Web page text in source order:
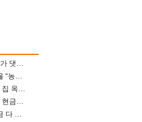
여에스더, 예능서 민낯 공개했다가 댓글에 충격 “눈 왜 저렇게 처졌냐고”(에스더TV)
김정렬, 친형 군대 구타 사망 억울 “농약사 처리, 범인 찾았지만…엄마는 이미 치매”(데이앤나잇)
건물주 구성환, 김신영 이선민과 집 옥상서 41만원 한우 파티 “화력이 성화봉송”(나혼산)
임영웅, 돈 다발 꺼냈다…즉석서 현금으로 수당 챙겨주는 ‘구단주’
심현섭 “11살 연하 아내에 축의금 다 뺏겨, 집도 아내 명의” (동치미)[결정적장면]